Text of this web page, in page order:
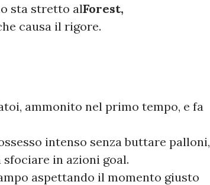
sta stretto alForest,
causa il rigore.
ammonito nel primo tempo, e fa
intenso senza buttare palloni,
in azioni goal.
aspettando il momento giusto